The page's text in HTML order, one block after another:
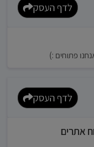
לדף העסק
לדף העסק